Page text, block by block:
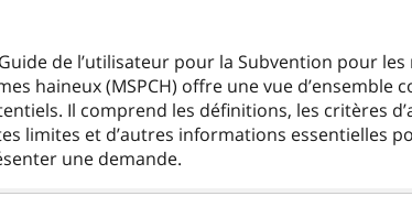
de l’utilisateur pour la Subvention pour
haineux (MSPCH) offre une vue
Il comprend les définitions, les critères
limites et d’autres informations essentielles